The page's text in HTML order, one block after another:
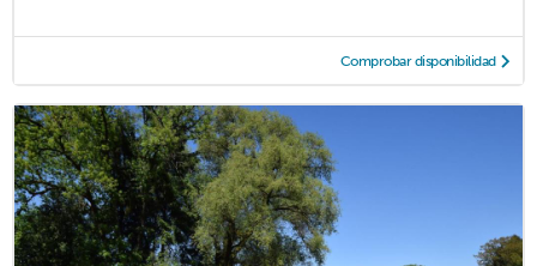
Comprobar disponibilidad